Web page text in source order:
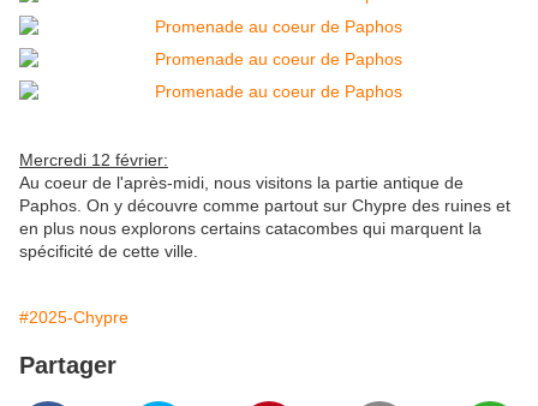
Mercredi 12 février:
Au coeur de l'après-midi, nous visitons la partie antique de
Paphos. On y découvre comme partout sur Chypre des ruines et
en plus nous explorons certains catacombes qui marquent la
spécificité de cette ville.
#2025-Chypre
Partager